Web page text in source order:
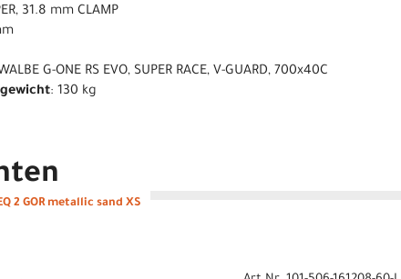
31.8 mm CLAMP
G-ONE RS EVO, SUPER RACE, V-GUARD, 700x40C
: 130 kg
2 GOR metallic sand XS